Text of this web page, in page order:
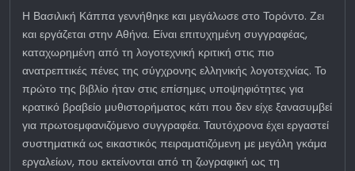
Η Βασιλική Κάππα γεννήθηκε και μεγάλωσε στο Τορόντο. Ζει
και εργάζεται στην Αθήνα. Είναι επιτυχημένη συγγραφέας,
καταχωρημένη από τη λογοτεχνική κριτική στις πιο
ανατρεπτικές πένες της σύγχρονης ελληνικής λογοτεχνίας. Το
πρώτο της βιβλίο ήταν στις επίσημες υποψηφιότητες για
κρατικό βραβείο μυθιστορήματος κάτι που δεν είχε ξανασυμβεί
για πρωτοεμφανιζόμενο συγγραφέα. Ταυτόχρονα έχει εργαστεί
συστηματικά ως εικαστικός πειραματιζόμενη με μεγάλη γκάμα
εργαλείων, που εκτείνονται από τη ζωγραφική ως τη